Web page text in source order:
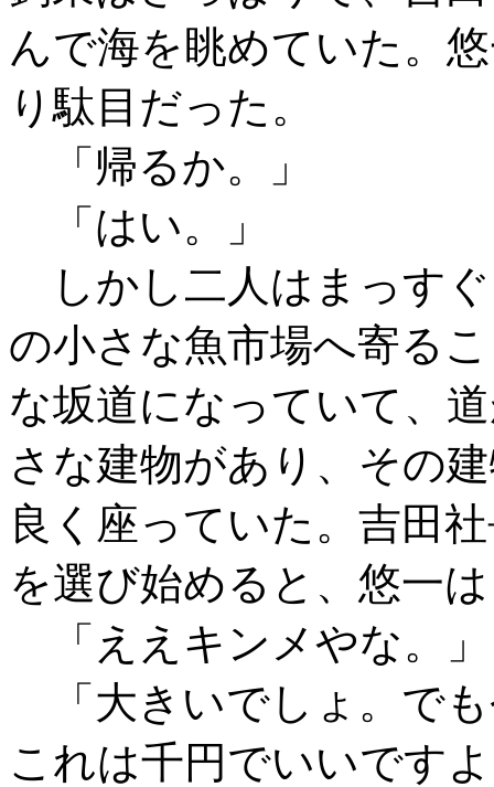
んで海を眺めていた。
り駄目だった。
「帰るか。」
「はい。」
しかし二人はまっす
の小さな魚市場へ寄る
な坂道になっていて、
さな建物があり、その
良く座っていた。吉田
を選び始めると、悠一
「ええキンメやな。」
「大きいでしょ。で
これは千円でいいです